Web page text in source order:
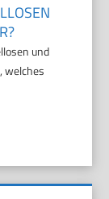
und
welches